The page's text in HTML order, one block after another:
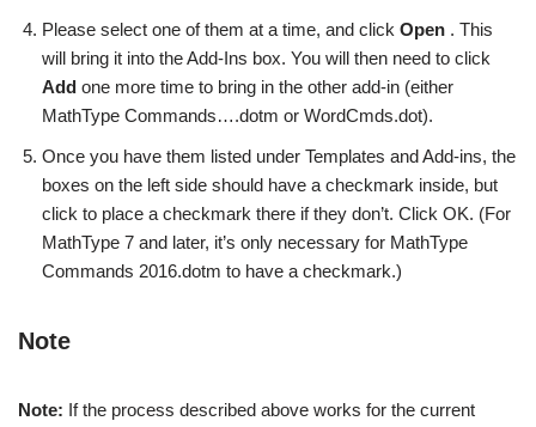
Please select one of them at a time, and click Open . This
will bring it into the Add-Ins box. You will then need to click
Add one more time to bring in the other add-in (either
MathType Commands….dotm or WordCmds.dot).
Once you have them listed under Templates and Add-ins, the
boxes on the left side should have a checkmark inside, but
click to place a checkmark there if they don’t. Click OK. (For
MathType 7 and later, it’s only necessary for MathType
Commands 2016.dotm to have a checkmark.)
Note
Note: If the process described above works for the current